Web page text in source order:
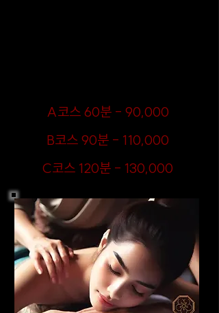
​A코스 60분 - 90,000
​B코스 90분 - 110,000
​C코스 120분 - 130,000